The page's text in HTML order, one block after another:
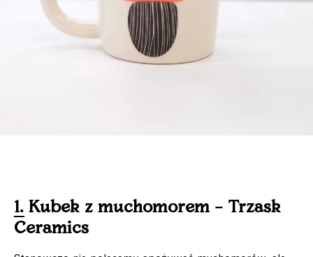
1. Kubek z muchomorem – Trzask
Ceramics